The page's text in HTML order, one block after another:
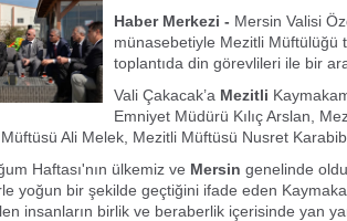
Haber Merkezi - Mersin Valisi
münasebetiyle Mezitli Müftülüğü
toplantıda din görevlileri ile bir
Vali Çakacak’a Mezitli
Emniyet Müdürü Kılıç Arslan,
Ali Melek, Mezitli Müftüsü Nusret
Haftası'nın ülkemiz ve Mersin genelinde
yoğun bir şekilde geçtiğini ifade eden
insanların birlik ve beraberlik içerisinde yan